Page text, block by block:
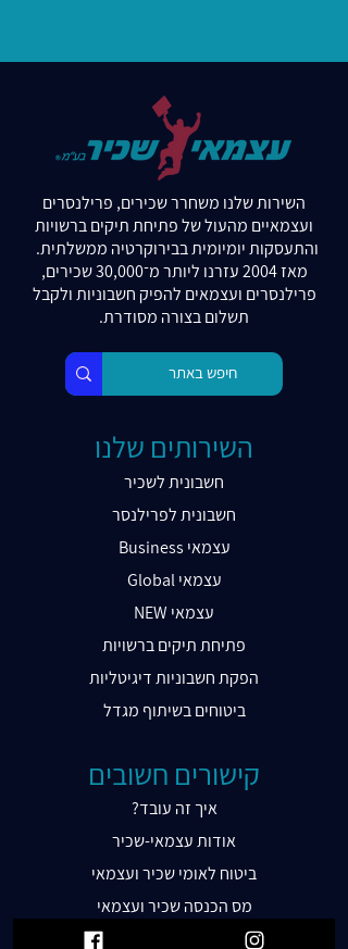
השירות שלנו משחרר שכירים, פרילנסרים
ועצמאיים מהעול של פתיחת תיקים ברשויות
והתעסקות יומיומית בבירוקרטיה ממשלתית.
מאז 2004 עזרנו ליותר מ־30,000 שכירים,
פרילנסרים ועצמאים להפיק חשבוניות ולקבל
תשלום בצורה מסודרת.
השירותים שלנו
חשבונית לשכיר
חשבונית לפרילנסר
Business עצמאי
Global עצמאי
NEW עצמאי
פתיחת תיקים ברשויות
הפקת חשבוניות דיגיטליות
ביטוחים בשיתוף מגדל
קישורים חשובים
?איך זה עובד
אודות עצמאי-שכיר
ביטוח לאומי שכיר ועצמאי
מס הכנסה שכיר ועצמאי